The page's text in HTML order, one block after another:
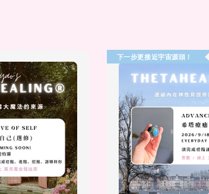
下一步更接近宇宙源頭！